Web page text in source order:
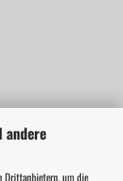
andere
Drittanbietern, um die